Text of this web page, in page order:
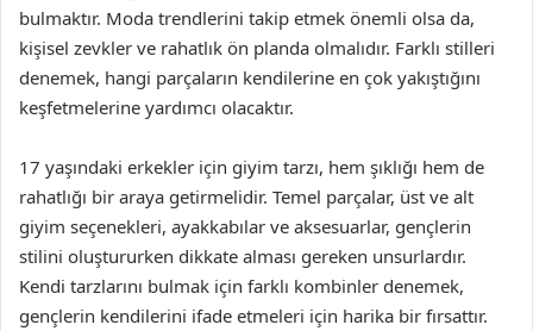
bulmaktır. Moda trendlerini takip etmek önemli olsa da,
kişisel zevkler ve rahatlık ön planda olmalıdır. Farklı stilleri
denemek, hangi parçaların kendilerine en çok yakıştığını
keşfetmelerine yardımcı olacaktır.
17 yaşındaki erkekler için giyim tarzı, hem şıklığı hem de
rahatlığı bir araya getirmelidir. Temel parçalar, üst ve alt
giyim seçenekleri, ayakkabılar ve aksesuarlar, gençlerin
stilini oluştururken dikkate alması gereken unsurlardır.
Kendi tarzlarını bulmak için farklı kombinler denemek,
gençlerin kendilerini ifade etmeleri için harika bir fırsattır.